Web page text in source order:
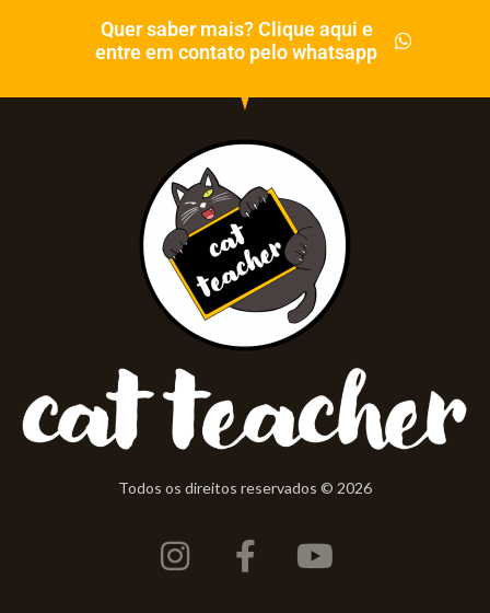
Quer saber mais? Clique aqui e
entre em contato pelo whatsapp
Todos os direitos reservados © 2026
Instagram
Facebook-
f
Youtube